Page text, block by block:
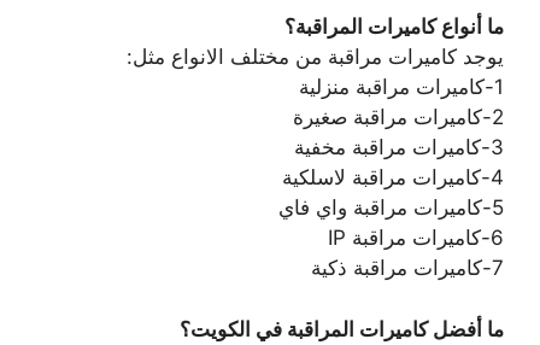
ما أنواع كاميرات المراقبة؟
يوجد كاميرات مراقبة من مختلف الانواع مثل:
1-كاميرات مراقبة منزلية
2-كاميرات مراقبة صغيرة
3-كاميرات مراقبة مخفية
4-كاميرات مراقبة لاسلكية
5-كاميرات مراقبة واي فاي
6-كاميرات مراقبة IP
7-كاميرات مراقبة ذكية
ما أفضل كاميرات المراقبة في الكويت؟